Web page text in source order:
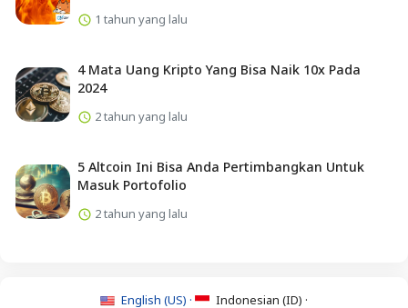
1 tahun yang lalu
4 Mata Uang Kripto Yang Bisa Naik 10x Pada
2024
2 tahun yang lalu
5 Altcoin Ini Bisa Anda Pertimbangkan Untuk
Masuk Portofolio
2 tahun yang lalu
English (US) · Indonesian (ID) ·